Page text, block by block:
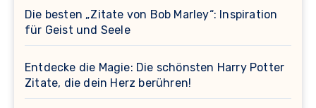
Die besten „Zitate von Bob Marley“: Inspiration
für Geist und Seele
Entdecke die Magie: Die schönsten Harry Potter
Zitate, die dein Herz berühren!